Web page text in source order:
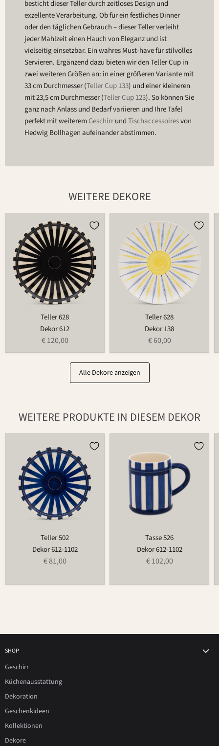
besticht dieser Teller durch zeitloses Design und
exzellente Verarbeitung. Ob für ein festliches Dinner
oder den täglichen Gebrauch – dieser Teller verleiht
jeder Mahlzeit einen Hauch von Eleganz und ist
vielseitig einsetzbar. Ein wahres Must-have für stilvolles
Servieren. Ergänzend dazu bieten wir den Teller Cup in
zwei weiteren Größen an: in einer größeren Variante mit
33 cm Durchmesser (Teller Cup 133) und einer kleineren
mit 23,5 cm Durchmesser (Teller Cup 123). So können Sie
ganz nach Anlass und Bedarf variieren und Ihre Tafel
perfekt mit weiteremGeschirrundTischaccessoiresvon
Hedwig Bollhagen aufeinander abstimmen.
WEITERE DEKORE
Teller 628
Dekor 612
€ 120,00
Teller 628
Dekor 138
€ 60,00
Alle Dekore anzeigen
WEITERE PRODUKTE IN DIESEM DEKOR
Teller 502
Dekor 612-1102
€ 81,00
Tasse 526
Dekor 612-1102
€ 102,00
SHOP
Geschirr
Küchenausstattung
Dekoration
Geschenkideen
Kollektionen
Dekore